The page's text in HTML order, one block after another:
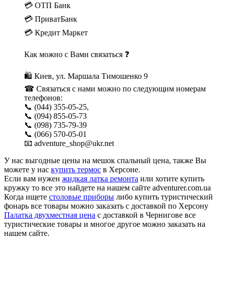
💳 ОТП Банк
💳 ПриватБанк
💳 Кредит Маркет
Как можно с Вами связаться ❓
🛍 Киев, ул. Маршала Тимошенко 9
☎ Связаться с нами можно по следующим номерам
телефонов:
📞 (044) 355-05-25,
📞 (094) 855-05-73
📞 (098) 735-79-39
📞 (066) 570-05-01
📧 adventure_shop@ukr.net
У нас выгодные цены на мешок спальный цена, также Вы
можете у нас купить термос в Херсоне.
Если вам нужен жидкая латка ремонта или хотите купить
кружку то все это найдете на нашем сайте adventurer.com.ua
Когда ищете столовые приборы либо купить туристический
фонарь все товары можно заказать с доставкой по Херсону
Палатка двухместная цена с доставкой в Чернигове все
туристические товары и многое другое можно заказать на
нашем сайте.